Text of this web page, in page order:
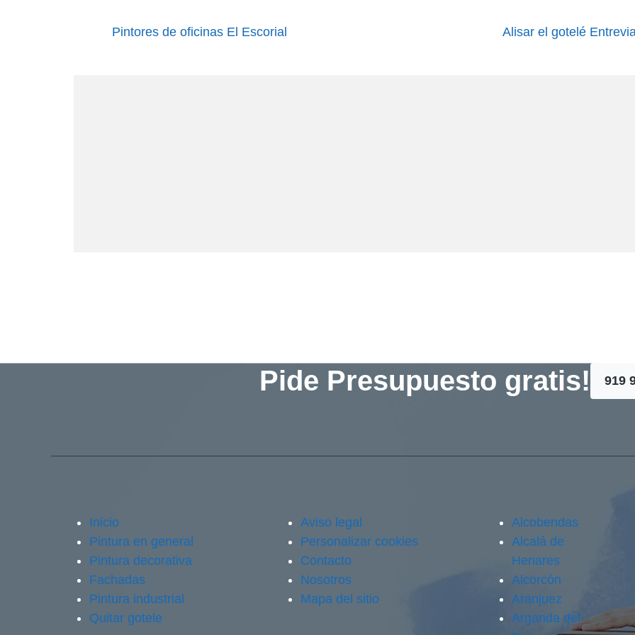
Pintores de oficinas El Escorial Alisar el gotelé
Pide Presupuesto gratis! 919
Inicio
Pintura en general
Pintura decorativa
Fachadas
Pintura industrial
Quitar gotele
Aviso legal
Personalizar cookies
Contacto
Nosotros
Mapa del sitio
Alcobendas
Alcalá de
Henares
Alcorcón
Aranjuez
Arganda del